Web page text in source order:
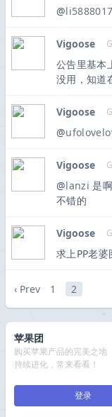
@li5888017
Vigoose
公告里基本
没用，知道
Vigoose
@
Vigoose
@lanzi 是
不错的
Vigoose
求上PP老
‹ Prev 1 2
苹果团
购买苹果产品的完美之地
持续进化，常来看看！
登录